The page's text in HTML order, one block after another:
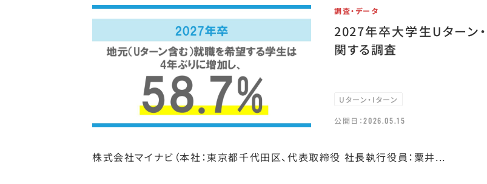
調査・データ
2027年卒大学生Uターン
関する調査
Uターン・Iターン
公開日：2026.05.15
株式会社マイナビ（本社：東京都千代田区、代表取締役 社長執行役員：粟井...